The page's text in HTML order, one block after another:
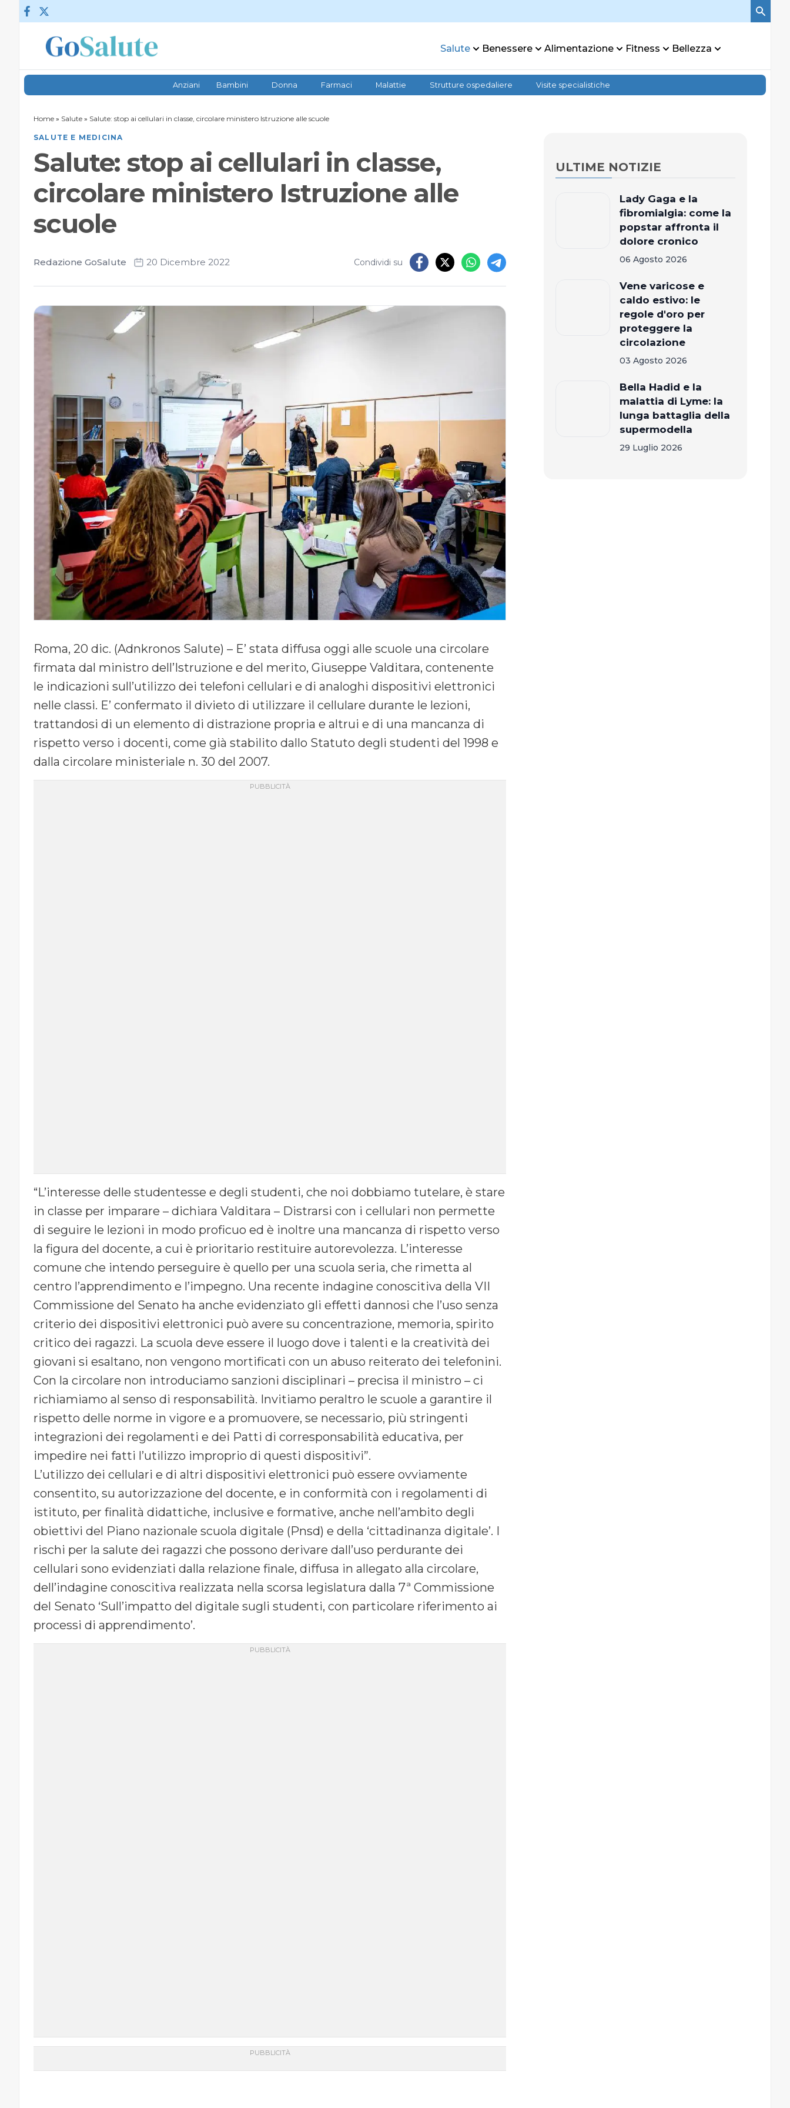
Vai al contenuto
Salute Benessere Alimentazione Fitness Bellezza
Anziani Bambini Donna Farmaci Malattie Strutture ospedaliere Visite specialistiche
Home » Salute » Salute: stop ai cellulari in classe, circolare ministero Istruzione alle scuole
SALUTE E MEDICINA
Salute: stop ai cellulari in classe,
circolare ministero Istruzione alle
scuole
Redazione GoSalute 20 Dicembre 2022 Condividi su
Roma, 20 dic. (Adnkronos Salute) – E’ stata diffusa oggi alle scuole una circolare
firmata dal ministro dell’Istruzione e del merito, Giuseppe Valditara, contenente
le indicazioni sull’utilizzo dei telefoni cellulari e di analoghi dispositivi elettronici
nelle classi. E’ confermato il divieto di utilizzare il cellulare durante le lezioni,
trattandosi di un elemento di distrazione propria e altrui e di una mancanza di
rispetto verso i docenti, come già stabilito dallo Statuto degli studenti del 1998 e
dalla circolare ministeriale n. 30 del 2007.
“L’interesse delle studentesse e degli studenti, che noi dobbiamo tutelare, è stare
in classe per imparare – dichiara Valditara – Distrarsi con i cellulari non permette
di seguire le lezioni in modo proficuo ed è inoltre una mancanza di rispetto verso
la figura del docente, a cui è prioritario restituire autorevolezza. L’interesse
comune che intendo perseguire è quello per una scuola seria, che rimetta al
centro l’apprendimento e l’impegno. Una recente indagine conoscitiva della VII
Commissione del Senato ha anche evidenziato gli effetti dannosi che l’uso senza
criterio dei dispositivi elettronici può avere su concentrazione, memoria, spirito
critico dei ragazzi. La scuola deve essere il luogo dove i talenti e la creatività dei
giovani si esaltano, non vengono mortificati con un abuso reiterato dei telefonini.
Con la circolare non introduciamo sanzioni disciplinari – precisa il ministro – ci
richiamiamo al senso di responsabilità. Invitiamo peraltro le scuole a garantire il
rispetto delle norme in vigore e a promuovere, se necessario, più stringenti
integrazioni dei regolamenti e dei Patti di corresponsabilità educativa, per
impedire nei fatti l’utilizzo improprio di questi dispositivi”.
L’utilizzo dei cellulari e di altri dispositivi elettronici può essere ovviamente
consentito, su autorizzazione del docente, e in conformità con i regolamenti di
istituto, per finalità didattiche, inclusive e formative, anche nell’ambito degli
obiettivi del Piano nazionale scuola digitale (Pnsd) e della ‘cittadinanza digitale’. I
rischi per la salute dei ragazzi che possono derivare dall’uso perdurante dei
cellulari sono evidenziati dalla relazione finale, diffusa in allegato alla circolare,
dell’indagine conoscitiva realizzata nella scorsa legislatura dalla 7ª Commissione
del Senato ‘Sull’impatto del digitale sugli studenti, con particolare riferimento ai
processi di apprendimento’.
ULTIME NOTIZIE
Lady Gaga e la
fibromialgia: come la
popstar affronta il
dolore cronico
06 Agosto 2026
Vene varicose e
caldo estivo: le
regole d'oro per
proteggere la
circolazione
03 Agosto 2026
Bella Hadid e la
malattia di Lyme: la
lunga battaglia della
supermodella
29 Luglio 2026